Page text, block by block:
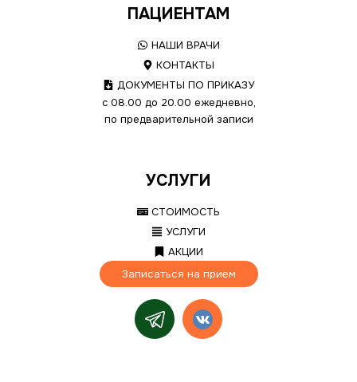
ПАЦИЕНТАМ
НАШИ ВРАЧИ
КОНТАКТЫ
ДОКУМЕНТЫ ПО ПРИКАЗУ
с 08.00 до 20.00 ежедневно,
по предварительной записи
УСЛУГИ
СТОИМОСТЬ
УСЛУГИ
АКЦИИ
Записаться на прием